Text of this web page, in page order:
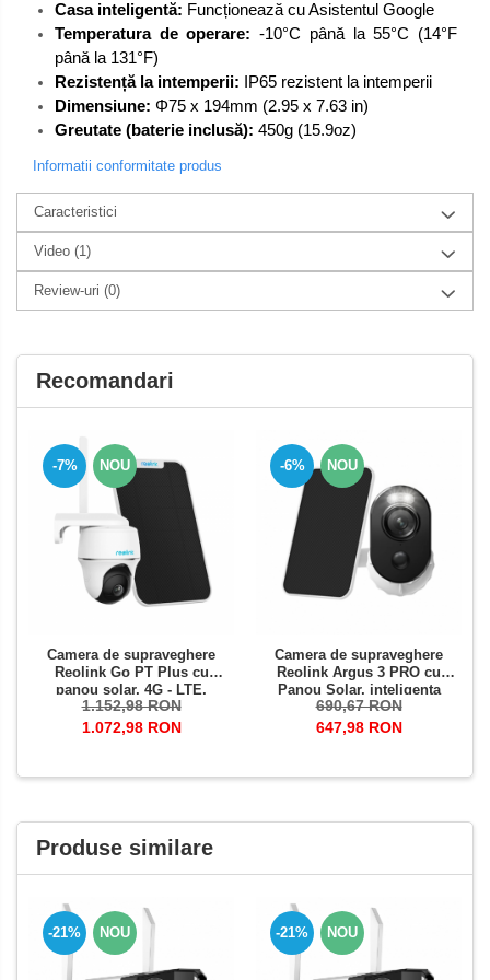
Casa inteligentă: Funcționează cu Asistentul Google
Temperatura de operare: -10°C până la 55°C (14°F
până la 131°F)
Rezistență la intemperii: IP65 rezistent la intemperii
Dimensiune: Φ75 x 194mm (2.95 x 7.63 in)
Greutate (baterie inclusă): 450g (15.9oz)
Informatii conformitate produs
Caracteristici
Video (1)
Review-uri (0)
Recomandari
-7% NOU
Camera de supraveghere
Reolink Go PT Plus cu
panou solar, 4G - LTE,
baterie reincarcabila,
rezolutie 4 MP, detectare
1.152,98 RON
1.072,98 RON
-6% NOU
Camera de supraveghere
Reolink Argus 3 PRO cu
Panou Solar, inteligenta
artificiala, detectare
Persoana/Vehicul baterie,
690,67 RON
647,98 RON
Produse similare
-21% NOU -21% NOU